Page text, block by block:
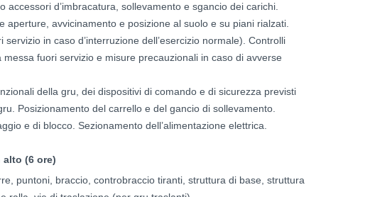
accessori d’imbracatura, sollevamento e sgancio dei carichi.
aperture, avvicinamento e posizione al suolo e su piani rialzati.
in caso d’interruzione dell’esercizio normale). Controlli
fuori servizio e misure precauzionali in caso di avverse
della gru, dei dispositivi di comando e di sicurezza previsti
Posizionamento del carrello e del gancio di sollevamento.
e di blocco. Sezionamento dell’alimentazione elettrica.
alto (6 ore)
puntoni, braccio, controbraccio tiranti, struttura di base, struttura